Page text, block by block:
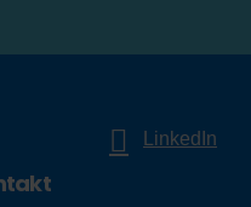
LinkedIn